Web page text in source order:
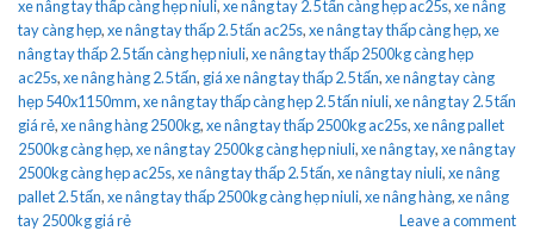
xe nâng tay thấp càng hẹp niuli,xe nâng tay 2.5 tấn càng hẹp ac25s,xe nâng
tay càng hẹp,xe nâng tay thấp 2.5 tấn ac25s,xe nâng tay thấp càng hẹp,xe
nâng tay thấp 2.5 tấn càng hẹp niuli,xe nâng tay thấp 2500kg càng hẹp
ac25s,xe nâng hàng 2.5 tấn, giá xe nâng tay thấp 2.5 tấn,xe nâng tay càng
hẹp 540x1150mm,xe nâng tay thấp càng hẹp 2.5 tấn niuli,xe nâng tay 2.5 tấn
giá rẻ,xe nâng hàng 2500kg,xe nâng tay thấp 2500kg ac25s,xe nâng pallet
2500kg càng hẹp,xe nâng tay 2500kg càng hẹp niuli,xe nâng tay,xe nâng tay
2500kg càng hẹp ac25s,xe nâng tay thấp 2.5 tấn,xe nâng tay niuli,xe nâng
pallet 2.5 tấn,xe nâng tay thấp 2500kg càng hẹp niuli,xe nâng hàng,xe nâng
tay 2500kg giá rẻ
Leave a comment